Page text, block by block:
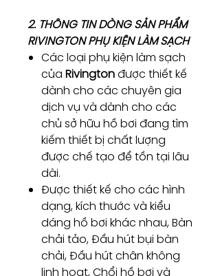
2. THÔNG TIN DÒNG SẢN PHẨM
RIVINGTON PHỤ KIỆN LÀM SẠCH
Các loại phụ kiện làm sạch
của Rivingtonđược thiết kế
dành cho các chuyên gia
dịch vụ và dành cho các
chủ sở hữu hồ bơi đang tìm
kiếm thiết bị chất lượng
được chế tạo để tồn tại lâu
dài.
Được thiết kế cho các hình
dạng, kích thước và kiểu
dáng hồ bơi khác nhau, Bàn
chải tảo, Đầu hút bụi bàn
chải, Đầu hút chân không
linh hoạt, Chổi hồ bơi và